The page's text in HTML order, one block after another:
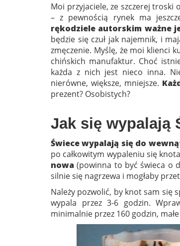
Moi przyjaciele, ze szczerej
– z pewnością rynek ma
rękodziele autorskim ważne
będzie się czuł jak najemnik, i
zmęczenie. Myślę, że moi klienci
chińskich manufaktur. Choć
każda z nich jest nieco inna.
nierówne, większe, mniejsze.
prezent? Osobistych?
Jak się wypalają
Świece wypalają się do
po całkowitym wypaleniu się knota
nowa (powinna to być świeca o
silnie się nagrzewa i mogłaby
Należy pozwolić, by knot sam się
wypala przez 3-6 godzin.
minimalnie przez 160 godzin,